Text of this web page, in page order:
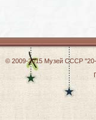
© 2009-2015 Музей СССР